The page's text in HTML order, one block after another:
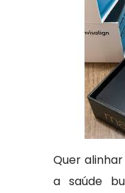
Quer
a saúde